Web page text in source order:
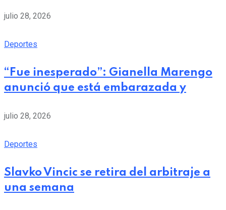
julio 28, 2026
Deportes
“Fue inesperado”: Gianella Marengo
anunció que está embarazada y
julio 28, 2026
Deportes
Slavko Vincic se retira del arbitraje a
una semana